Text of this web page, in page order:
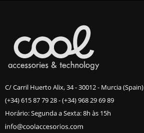
C/ Carril Huerto Alix, 34 - 30012 - Murcia (Spain)
(+34) 615 87 79 28-(+34) 968 29 69 89
Horário: Segunda a Sexta: 8h às 15h